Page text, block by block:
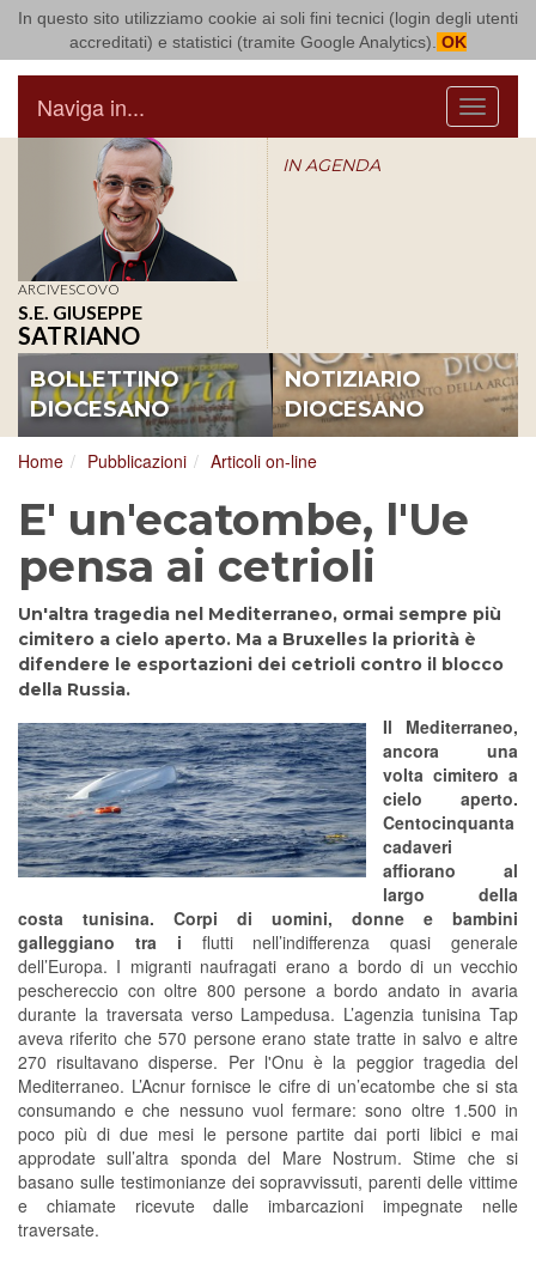
In questo sito utilizziamo cookie ai soli fini tecnici (login degli utenti
accreditati) e statistici (tramite Google Analytics). OK
Arcidiocesi di Bari Bitonto
Menu
Naviga in...
ARCIVESCOVO
S.E. GIUSEPPE
SATRIANO
IN AGENDA
BOLLETTINO
DIOCESANO
NOTIZIARIO
DIOCESANO
Home Pubblicazioni Articoli on-line
E' un'ecatombe, l'Ue
pensa ai cetrioli
Un'altra tragedia nel Mediterraneo, ormai sempre più
cimitero a cielo aperto. Ma a Bruxelles la priorità è
difendere le esportazioni dei cetrioli contro il blocco
della Russia.
Il Mediterraneo,
ancora una
volta cimitero a
cielo aperto.
Centocinquanta
cadaveri
affiorano al
largo della
costa tunisina. Corpi di uomini, donne e bambini
galleggiano tra i flutti nell’indifferenza quasi generale
dell’Europa. I migranti naufragati erano a bordo di un vecchio
peschereccio con oltre 800 persone a bordo andato in avaria
durante la traversata verso Lampedusa. L’agenzia tunisina Tap
aveva riferito che 570 persone erano state tratte in salvo e altre
270 risultavano disperse. Per l'Onu è la peggior tragedia del
Mediterraneo. L’Acnur fornisce le cifre di un’ecatombe che si sta
consumando e che nessuno vuol fermare: sono oltre 1.500 in
poco più di due mesi le persone partite dai porti libici e mai
approdate sull’altra sponda del Mare Nostrum. Stime che si
basano sulle testimonianze dei sopravvissuti, parenti delle vittime
e chiamate ricevute dalle imbarcazioni impegnate nelle
traversate.